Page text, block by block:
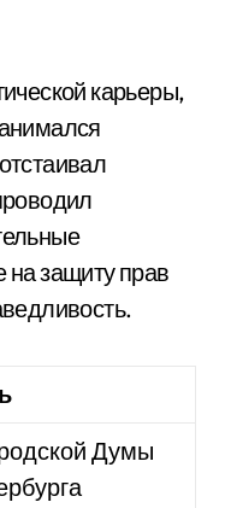
карьеры,
защиту прав
Думы